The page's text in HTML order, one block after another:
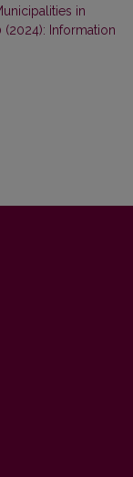
in
(2024): Information